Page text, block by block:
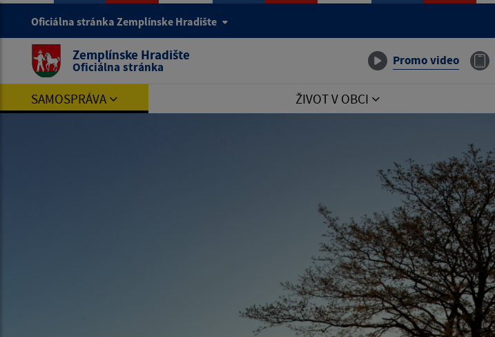
Oficiálna stránka Zemplínske Hradište
Zemplínske Hradište
Oficiálna stránka Promo video
SAMOSPRÁVA ŽIVOT V OBCI